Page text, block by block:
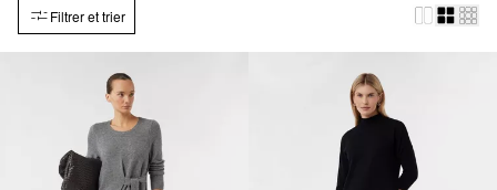
Filtrer et trier